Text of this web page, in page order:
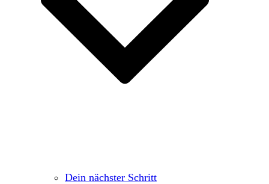
Dein nächster Schritt